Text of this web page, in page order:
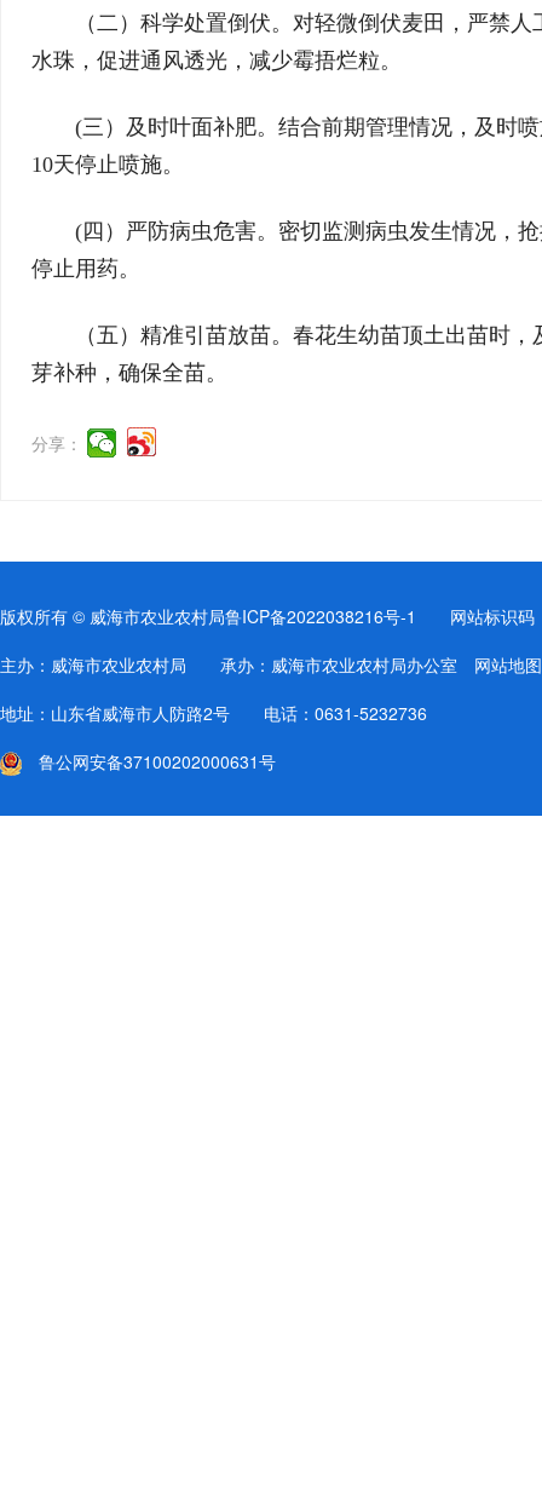
（二）科学处置倒伏。对轻微倒伏麦田，严禁
水珠，促进通风透光，减少霉捂烂粒。
(三）及时叶面补肥。结合前期管理情况，及时
10天停止喷施。
(四）严防病虫危害。密切监测病虫发生情况，
停止用药。
（五）精准引苗放苗。春花生幼苗顶土出苗时
芽补种，确保全苗。‌
分享：
版权所有 © 威海市农业农村局鲁ICP备2022038216号-1
网站标识码
主办：威海市农业农村局 承办：威海市农业农村局办公室 网站地图
地址：山东省威海市人防路2号 电话：0631-5232736
鲁公网安备37100202000631号